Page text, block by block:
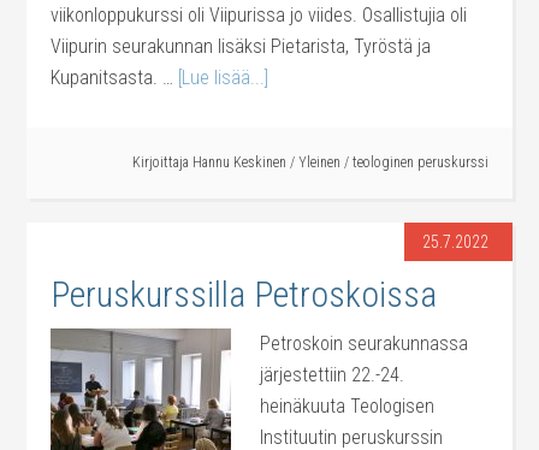
viikonloppukurssi oli Viipurissa jo viides. Osallistujia oli
Viipurin seurakunnan lisäksi Pietarista, Tyröstä ja
Kupanitsasta. … [Lue lisää...]
Kirjoittaja Hannu Keskinen / Yleinen / teologinen peruskurssi
25.7.2022
Peruskurssilla Petroskoissa
Petroskoin seurakunnassa
järjestettiin 22.-24.
heinäkuuta Teologisen
Instituutin peruskurssin